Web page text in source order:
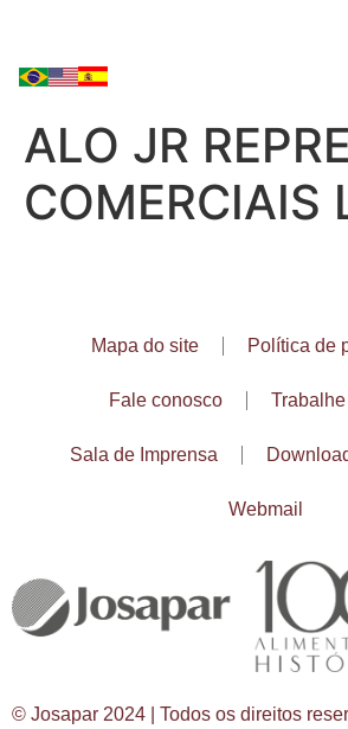
ALO JR
COMERCIAIS
Mapa do site Política de
Fale conosco
Sala de Imprensa
Webmail
© Josapar 2024 | Todos os direitos